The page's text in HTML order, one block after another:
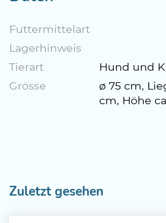
Futtermittelart
Lagerhinweis
Tierart
Hund und
Grösse
ø 75 cm,
cm, Höhe
Zuletzt gesehen